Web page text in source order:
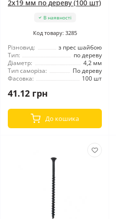
2x19 мм по дереву (100 шт)
В наявності
Код товару: 3285
Різновид:
з прес шайбою
Тип:
по дереву
Діаметр:
4,2 мм
Тип саморіза:
По дереву
Фасовка:
100 шт
41.12 грн
До кошика